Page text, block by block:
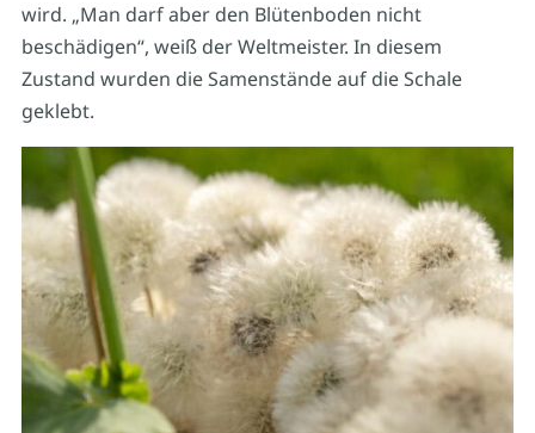
wird. „Man darf aber den Blütenboden nicht
beschädigen“, weiß der Weltmeister. In diesem
Zustand wurden die Samenstände auf die Schale
geklebt.